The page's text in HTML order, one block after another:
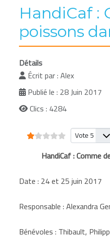
HandiCaf :
poissons
Détails
Écrit par :Alex
Publié le : 28 Juin 2017
Clics : 4284
Vote utilisateur:1/5
Veuillez
HandiCaf : Comme
Date : 24 et 25 juin 2017
Responsable : Alexandra
Bénévoles : Thibault,